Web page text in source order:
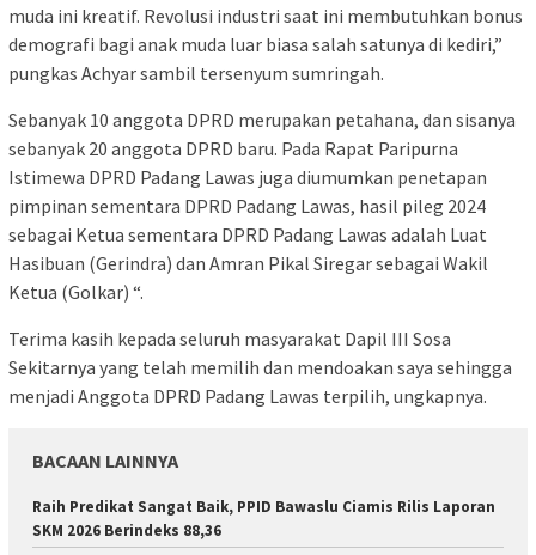
muda ini kreatif. Revolusi industri saat ini membutuhkan bonus
demografi bagi anak muda luar biasa salah satunya di kediri,”
pungkas Achyar sambil tersenyum sumringah.
Sebanyak 10 anggota DPRD merupakan petahana, dan sisanya
sebanyak 20 anggota DPRD baru. Pada Rapat Paripurna
Istimewa DPRD Padang Lawas juga diumumkan penetapan
pimpinan sementara DPRD Padang Lawas, hasil pileg 2024
sebagai Ketua sementara DPRD Padang Lawas adalah Luat
Hasibuan (Gerindra) dan Amran Pikal Siregar sebagai Wakil
Ketua (Golkar) “.
Terima kasih kepada seluruh masyarakat Dapil III Sosa
Sekitarnya yang telah memilih dan mendoakan saya sehingga
menjadi Anggota DPRD Padang Lawas terpilih, ungkapnya.
BACAAN LAINNYA
Raih Predikat Sangat Baik, PPID Bawaslu Ciamis Rilis Laporan
SKM 2026 Berindeks 88,36